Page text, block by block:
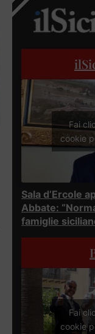
Fai
cookie
Sala d’Ercole
Abbate:
famiglie
Fai
cookie